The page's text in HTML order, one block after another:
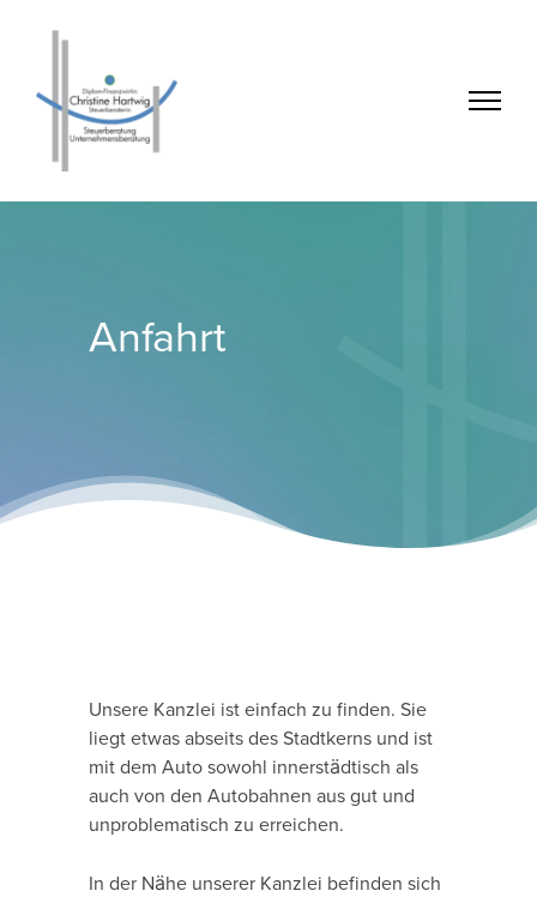
Anfahrt
Unsere Kanzlei ist einfach zu finden. Sie
liegt etwas abseits des Stadtkerns und ist
mit dem Auto sowohl innerstädtisch als
auch von den Autobahnen aus gut und
unproblematisch zu erreichen.
In der Nähe unserer Kanzlei befinden sich